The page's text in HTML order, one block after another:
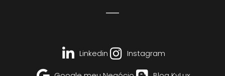
Linkedin Instagram